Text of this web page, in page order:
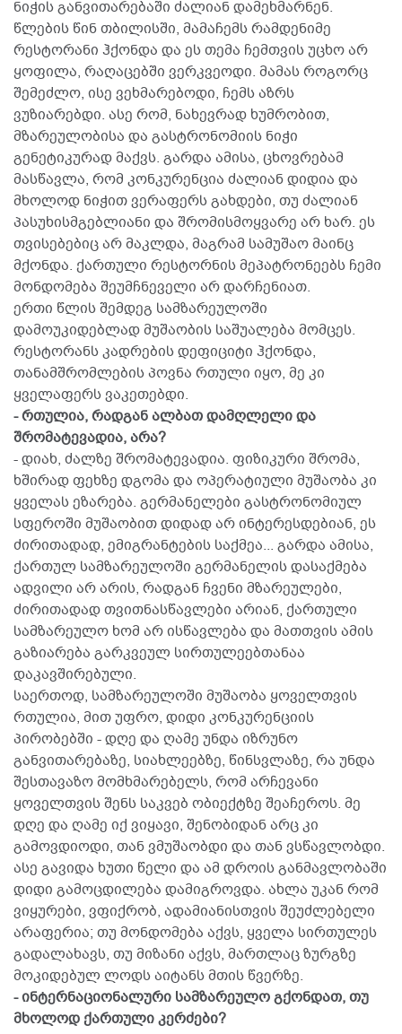
ნიჭის განვითარებაში ძალიან დამეხმარნენ.
წლების წინ თბილისში, მამაჩემს რამდენიმე
რესტორანი ჰქონდა და ეს თემა ჩემთვის უცხო არ
ყოფილა, რაღაცებში ვერკვეოდი. მამას როგორც
შემეძლო, ისე ვეხმარებოდი, ჩემს აზრს
ვუზიარებდი. ასე რომ, ნახევრად ხუმრობით,
მზარეულობისა და გასტრონომიის ნიჭი
გენეტიკურად მაქვს. გარდა ამისა, ცხოვრებამ
მასწავლა, რომ კონკურენცია ძალიან დიდია და
მხოლოდ ნიჭით ვერაფერს გახდები, თუ ძალიან
პასუხისმგებლიანი და შრომისმოყვარე არ ხარ. ეს
თვისებებიც არ მაკლდა, მაგრამ სამუშაო მაინც
მქონდა. ქართული რესტორნის მეპატრონეებს ჩემი
მონდომება შეუმჩნეველი არ დარჩენიათ.
ერთი წლის შემდეგ სამზარეულოში
დამოუკიდებლად მუშაობის საშუალება მომცეს.
რესტორანს კადრების დეფიციტი ჰქონდა,
თანამშრომლების პოვნა რთული იყო, მე კი
ყველაფერს ვაკეთებდი.
- რთულია, რადგან ალბათ დამღლელი და
შრომატევადია, არა?
- დიახ, ძალზე შრომატევადია. ფიზიკური შრომა,
ხშირად ფეხზე დგომა და ოპერატიული მუშაობა კი
ყველას ეზარება. გერმანელები გასტრონომიულ
სფეროში მუშაობით დიდად არ ინტერესდებიან, ეს
ძირითადად, ემიგრანტების საქმეა... გარდა ამისა,
ქართულ სამზარეულოში გერმანელის დასაქმება
ადვილი არ არის, რადგან ჩვენი მზარეულები,
ძირითადად თვითნასწავლები არიან, ქართული
სამზარეულო ხომ არ ისწავლება და მათთვის ამის
გაზიარება გარკვეულ სირთულეებთანაა
დაკავშირებული.
საერთოდ, სამზარეულოში მუშაობა ყოველთვის
რთულია, მით უფრო, დიდი კონკურენციის
პირობებში - დღე და ღამე უნდა იზრუნო
განვითარებაზე, სიახლეებზე, წინსვლაზე, რა უნდა
შესთავაზო მომხმარებელს, რომ არჩევანი
ყოველთვის შენს საკვებ ობიექტზე შეაჩეროს. მე
დღე და ღამე იქ ვიყავი, შენობიდან არც კი
გამოვდიოდი, თან ვმუშაობდი და თან ვსწავლობდი.
ასე გავიდა ხუთი წელი და ამ დროის განმავლობაში
დიდი გამოცდილება დამიგროვდა. ახლა უკან რომ
ვიყურები, ვფიქრობ, ადამიანისთვის შეუძლებელი
არაფერია; თუ მონდომება აქვს, ყველა სირთულეს
გადალახავს, თუ მიზანი აქვს, მართლაც ზურგზე
მოკიდებულ ლოდს აიტანს მთის წვერზე.
- ინტერნაციონალური სამზარეულო გქონდათ, თუ
მხოლოდ ქართული კერძები?